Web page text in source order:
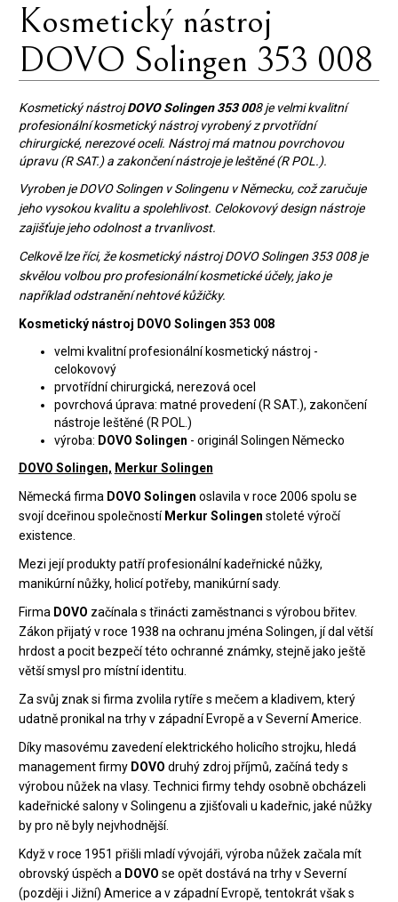
Kosmetický nástroj
DOVO Solingen 353 008
Kosmetický nástrojDOVO Solingen 353 008 je velmi kvalitní
profesionální kosmetický nástroj vyrobený z prvotřídní
chirurgické, nerezové oceli. Nástroj má matnou povrchovou
úpravu (R SAT.) a zakončení nástroje je leštěné (R POL.).
Vyroben je DOVO Solingen v Solingenu v Německu, což zaručuje
jeho vysokou kvalitu a spolehlivost. Celokovový design nástroje
zajišťuje jeho odolnost a trvanlivost.
Celkově lze říci, že kosmetický nástroj DOVO Solingen 353 008 je
skvělou volbou pro profesionální kosmetické účely, jako je
například odstranění nehtové kůžičky.
Kosmetický nástroj DOVO Solingen 353 008
velmi kvalitní profesionální kosmetický nástroj -
celokovový
prvotřídní chirurgická, nerezová ocel
povrchová úprava: matné provedení (R SAT.), zakončení
nástroje leštěné (R POL.)
výroba: DOVO Solingen - originál Solingen Německo
DOVO Solingen, Merkur Solingen
Německá firma DOVO Solingen oslavila v roce 2006 spolu se
svojí dceřinou společností Merkur Solingen stoleté výročí
existence.
Mezi její produkty patří profesionální kadeřnické nůžky,
manikúrní nůžky, holicí potřeby, manikúrní sady.
Firma DOVO začínala s třinácti zaměstnanci s výrobou břitev.
Zákon přijatý v roce 1938 na ochranu jména Solingen, jí dal větší
hrdost a pocit bezpečí této ochranné známky, stejně jako ještě
větší smysl pro místní identitu.
Za svůj znak si firma zvolila rytíře s mečem a kladivem, který
udatně pronikal na trhy v západní Evropě a v Severní Americe.
Díky masovému zavedení elektrického holicího strojku, hledá
management firmy DOVO druhý zdroj příjmů, začíná tedy s
výrobou nůžek na vlasy. Technici firmy tehdy osobně obcházeli
kadeřnické salony v Solingenu a zjišťovali u kadeřnic, jaké nůžky
by pro ně byly nejvhodnější.
Když v roce 1951 přišli mladí vývojáři, výroba nůžek začala mít
obrovský úspěch a DOVO se opět dostává na trhy v Severní
(později i Jižní) Americe a v západní Evropě, tentokrát však s